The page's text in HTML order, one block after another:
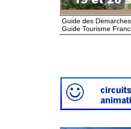
Guide des
Guide Tourisme